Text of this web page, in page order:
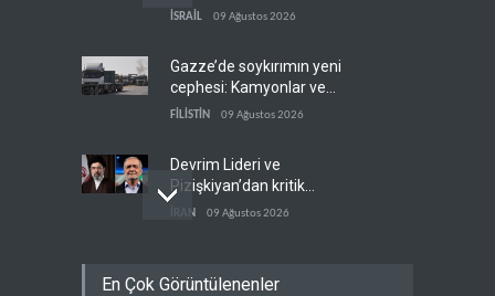
İSRAİL 09 Ağustos 2026
Gazze’de soykırımın yeni
cephesi: Kamyonlar ve
sürücüler de hedefte
FİLİSTİN 09 Ağustos 2026
Devrim Lideri ve
Pizişkiyan’dan kritik
görüşme
İRAN 09 Ağustos 2026
güçlere büyük operasyon
En Çok Görüntülenenler